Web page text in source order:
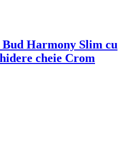
Harmony Slim cu
cheie Crom